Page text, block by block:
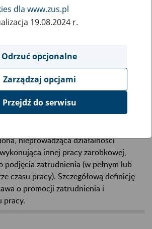
nieprowadząca działalności
innej pracy zarobkowej,
podjęcia zatrudnienia (w pełnym lub
czasu pracy). Szczegółową definicję
o promocji zatrudnienia i
pracy.
dla www.zus.pl
19.08.2024 r.
Odrzuć opcjonalne
Zarządzaj opcjami
Przejdź do serwisu